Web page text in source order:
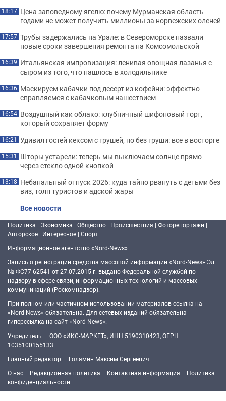
18:17 Цена заповедному ягелю: почему Мурманская область
годами не может получить миллионы за норвежских оленей
17:57 Трубы задержались на Урале: в Североморске назвали
новые сроки завершения ремонта на Комсомольской
16:39 Итальянская импровизация: ленивая овощная лазанья с
сыром из того, что нашлось в холодильнике
16:36 Маскируем кабачки под десерт из кофейни: эффектно
справляемся с кабачковым нашествием
16:54 Воздушный как облако: клубничный шифоновый торт,
который сохраняет форму
16:21 Удивил гостей кексом с грушей, но без груши: все в восторге
15:31 Шторы устарели: теперь мы выключаем солнце прямо
через стекло одной кнопкой
13:18 Небанальный отпуск 2026: куда тайно рвануть с детьми без
виз, толп туристов и адской жары
Все новости
Политика | Экономика | Общество | Происшествия | Фоторепортажи |
Авторское | Интересное | Спорт
Информационное агентство «Nord-News»
Запись о регистрации средства массовой информации «Nord-News» Эл
№ ФС77-62541 от 27.07.2015 г. выдано Федеральной службой по
надзору в сфере связи, информационных технологий и массовых
коммуникаций (Роскомнадзор).
При полном или частичном использовании материалов ссылка на
«Nord-News» обязательна. Для сетевых изданий обязательна
гиперссылка на сайт «Nord-News».
Учредитель — ООО «ИКС-МАРКЕТ», ИНН 5190310423, ОГРН
1035100155133
Главный редактор — Голямин Максим Сергеевич
О нас
Редакционная политика Контактная информация
Политика
конфиденциальности